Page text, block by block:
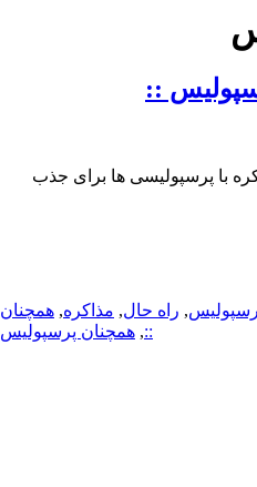
::
با پرسپولیسی ها برای جذب
, راه حال, مذاکره, همچنان
::
, همچنان پرسپولیس